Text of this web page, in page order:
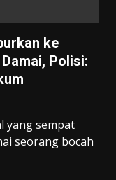
ke
Polisi:
yang sempat
seorang bocah